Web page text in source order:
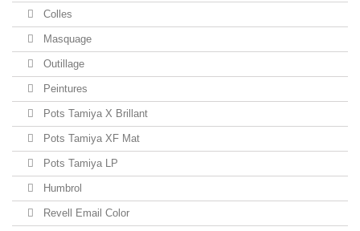
Colles
Masquage
Outillage
Peintures
Pots Tamiya X Brillant
Pots Tamiya XF Mat
Pots Tamiya LP
Humbrol
Revell Email Color